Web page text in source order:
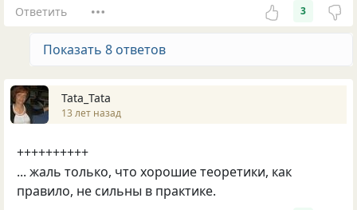
Ответить 3
Показать 8 ответов
Tata_Tata
13 лет назад
++++++++++
... жаль только, что хорошие теоретики, как
правило, не сильны в практике.